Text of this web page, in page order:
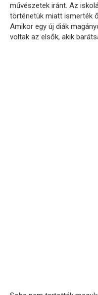
művészetek iránt. Az
történetük miatt ismerték
Amikor egy új diák
voltak az elsők, akik